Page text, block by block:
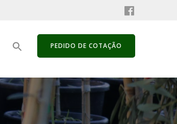
PEDIDO DE COTAÇÃO